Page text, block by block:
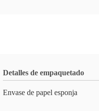
Detalles de empaquetado
Envase de papel esponja